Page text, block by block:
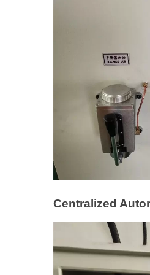
Centralized